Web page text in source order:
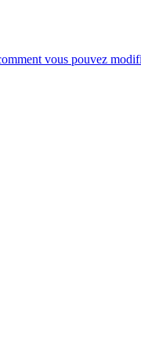
vous pouvez